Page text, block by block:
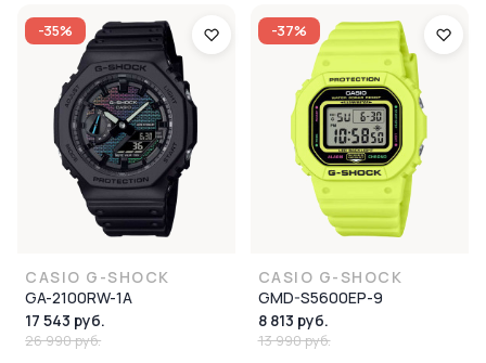
-35%
CASIO G-SHOCK
GA-2100RW-1A
17 543 руб.
26 990 руб.
-37%
CASIO G-SHOCK
GMD-S5600EP-9
8 813 руб.
13 990 руб.